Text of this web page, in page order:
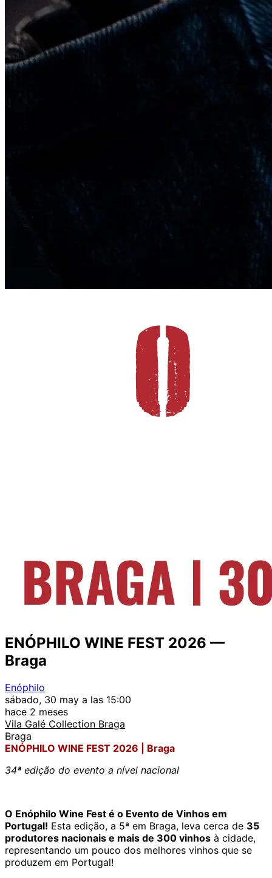
ENÓPHILO WINE FEST 2026 —
Braga
Enóphilo
sábado, 30 may a las 15:00
hace 2 meses
Vila Galé Collection Braga
Braga
ENÓPHILO WINE FEST 2026 | Braga
34ª edição do evento a nível nacional
O Enóphilo Wine Fest é o Evento de Vinhos em
Portugal! Esta edição, a 5ª em Braga, leva cerca de 35
produtores nacionais e mais de 300 vinhos à cidade,
representando um pouco dos melhores vinhos que se
produzem em Portugal!